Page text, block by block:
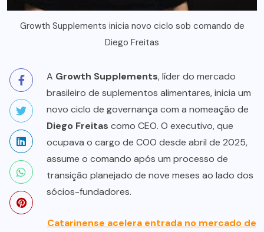
Growth Supplements inicia novo ciclo sob comando de
Diego Freitas
A Growth Supplements, líder do mercado
brasileiro de suplementos alimentares, inicia um
novo ciclo de governança com a nomeação de
Diego Freitas como CEO. O executivo, que
ocupava o cargo de COO desde abril de 2025,
assume o comando após um processo de
transição planejado de nove meses ao lado dos
sócios-fundadores.
Catarinense acelera entrada no mercado de